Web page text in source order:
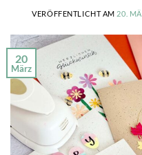
VERÖFFENTLICHT AM 20.
20
März